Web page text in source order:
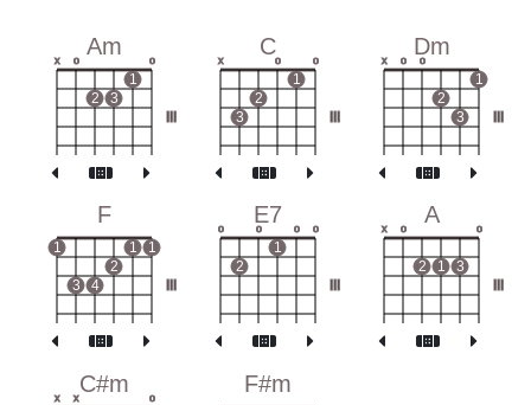
Am
x o
2 3
1
o
C
x
3
2
o
1
o
Dm
x o o
2
3
1
F
1
3 4
2
1 1
E7
o
2
o
1
o o
A
x o
2 1 3
o
C#m
x x o
F#m